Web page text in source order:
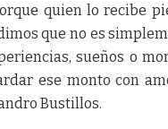
quien lo recibe
que no es
sueños o
ese monto con
Bustillos.